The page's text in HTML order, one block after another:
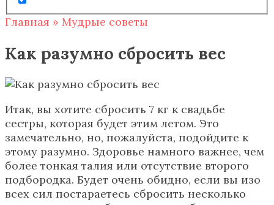
Главная » Мудрые советы
Как разумно сбросить вес
Итак, вы хотите сбросить 7 кг к свадьбе
сестры, которая будет этим летом. Это
замечательно, но, пожалуйста, подойдите к
этому разумно. Здоровье намного важнее, чем
более тонкая талия или отсутствие второго
подбородка. Будет очень обидно, если вы изо
всех сил постараетесь сбросить несколько